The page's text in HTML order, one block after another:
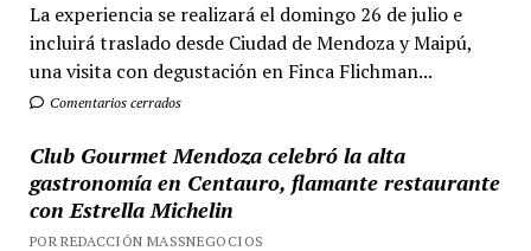
La experiencia se realizará el domingo 26 de julio e
incluirá traslado desde Ciudad de Mendoza y Maipú,
una visita con degustación en Finca Flichman...
Comentarios cerrados
Club Gourmet Mendoza celebró la alta
gastronomía en Centauro, flamante restaurante
con Estrella Michelin
POR REDACCIÓN MASSNEGOCIOS